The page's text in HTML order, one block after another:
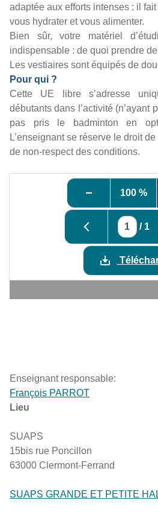
adaptée aux efforts intenses : il
vous hydrater et vous alimenter.
Bien sûr, votre matériel
indispensable : de quoi prendre
Les vestiaires sont équipés de
Pour qui ?
Cette UE libre s’adresse
débutants dans l’activité (n’ayant
pas pris le badminton en
L’enseignant se réserve le droit
de non-respect des conditions.
100 %
/ 1
Enseignant responsable:
François PARROT
Lieu
SUAPS
15bis rue Poncillon
63000 Clermont-Ferrand
SUAPS GRANDE ET PETITE